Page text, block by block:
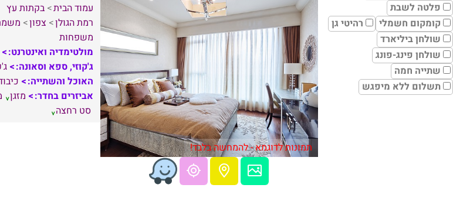
פלטה לשבת
קומקום חשמלי
רהיטי גן
שולחן ביליארד
שולחן פינג-פונג
שתייה חמה
תשלום ללא מיפגש
תמונות לדוגמא - להמחשה בלבד!
עמוד הבית
בקתות עץ
רמת הגולן
צפון
משפחות
מולטימדיה ואינטרנט:
ג'קוזי, ספא וסאונה:
האוכל והשתייה:
אביזרים בחדר:
מזגן
סט רחצה